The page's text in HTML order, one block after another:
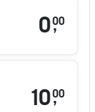
0,
00
10,
00